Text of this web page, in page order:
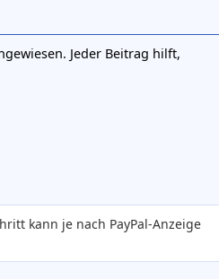
Jeder Beitrag hilft,
kann je nach PayPal-Anzeige